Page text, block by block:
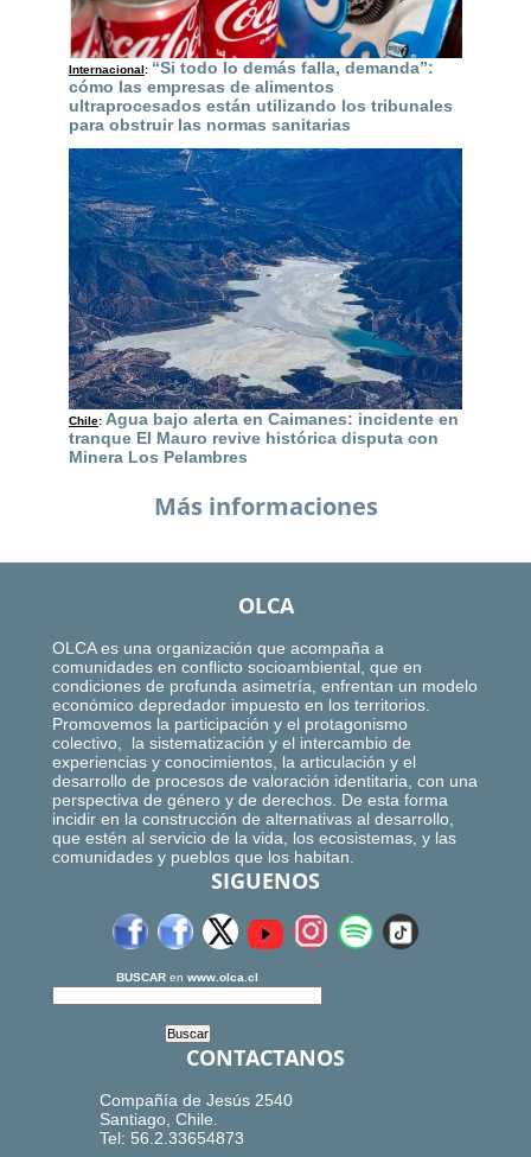
Internacional : “Si todo lo demás falla, demanda”:
cómo las empresas de alimentos
ultraprocesados están utilizando los tribunales
para obstruir las normas sanitarias
Chile: Agua bajo alerta en Caimanes: incidente en
tranque El Mauro revive histórica disputa con
Minera Los Pelambres
Más informaciones
OLCA
OLCA es una organización que acompaña a
comunidades en conflicto socioambiental, que en
condiciones de profunda asimetría, enfrentan un modelo
económico depredador impuesto en los territorios.
Promovemos la participación y el protagonismo
colectivo, la sistematización y el intercambio de
experiencias y conocimientos, la articulación y el
desarrollo de procesos de valoración identitaria, con una
perspectiva de género y de derechos. De esta forma
incidir en la construcción de alternativas al desarrollo,
que estén al servicio de la vida, los ecosistemas, y las
comunidades y pueblos que los habitan.
SIGUENOS
BUSCAR en www.olca.cl
CONTACTANOS
Compañía de Jesús 2540
Santiago, Chile.
Tel: 56.2.33654873